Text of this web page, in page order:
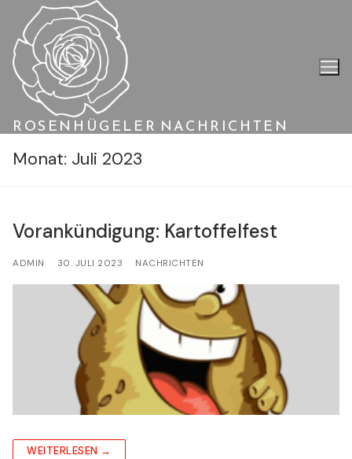
Inhalt
springen
ROSENHÜGELER NACHRICHTEN
Monat: Juli 2023
Vorankündigung: Kartoffelfest
ADMIN 30. JULI 2023 NACHRICHTEN
WEITERLESEN →